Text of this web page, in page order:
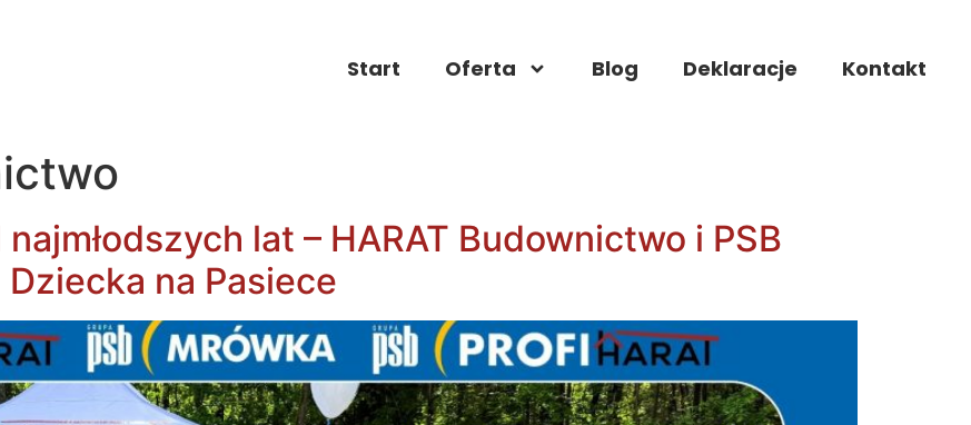
Start Oferta Blog Deklaracje Kontakt
lat – HARAT Budownictwo i PSB
na Pasiece